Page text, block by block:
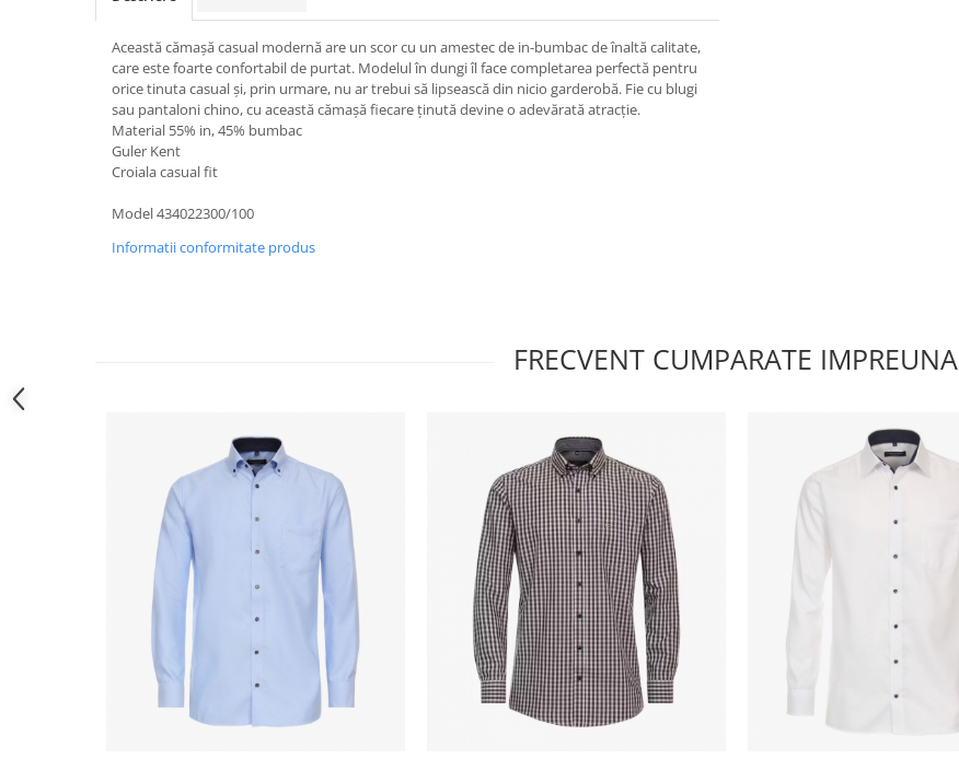
Această cămașă casual modernă are un scor cu un amestec de in-bumbac de înaltă calitate,
care este foarte confortabil de purtat. Modelul în dungi îl face completarea perfectă pentru
orice tinuta casual și, prin urmare, nu ar trebui să lipsească din nicio garderobă. Fie cu blugi
sau pantaloni chino, cu această cămașă fiecare ținută devine o adevărată atracție.
Material 55% in, 45% bumbac
Guler Kent
Croiala casual fit
Model 434022300/100
Informatii conformitate produs
FRECVENT CUMPARATE IMPREUNA